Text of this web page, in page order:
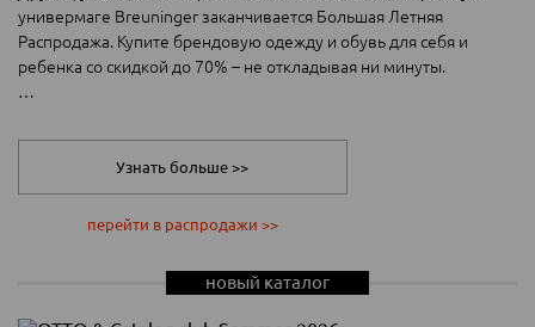
универмаге Breuninger заканчивается Большая Летняя
Распродажа. Купите брендовую одежду и обувь для себя и
ребенка со скидкой до 70% – не откладывая ни минуты.
премиум-брендов с максимальными скидками. На некоторые
модели цены снижены до 70%. Выбор огромный — в разделе
Sale представлено более 26 000 товаров.
обновления гардероба: одежду, обувь, аксессуары для взрослых
и детей. Среди брендов — LONGCHAMP, American Vintage,
ba&sh, MRS & HUGS, BOSS, Ralph Lauren, Weekend Max Mara и
Узнать больше >>
перейти в распродажи >>
новый каталог